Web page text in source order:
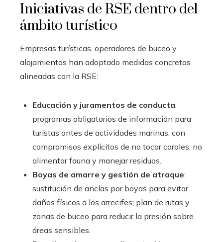
Iniciativas de RSE dentro del
ámbito turístico
Empresas turísticas, operadores de buceo y
alojamientos han adoptado medidas concretas
alineadas con la RSE:
Educación y juramentos de conducta:
programas obligatorios de información para
turistas antes de actividades marinas, con
compromisos explícitos de no tocar corales, no
alimentar fauna y manejar residuos.
Boyas de amarre y gestión de atraque:
sustitución de anclas por boyas para evitar
daños físicos a los arrecifes; plan de rutas y
zonas de buceo para reducir la presión sobre
áreas sensibles.